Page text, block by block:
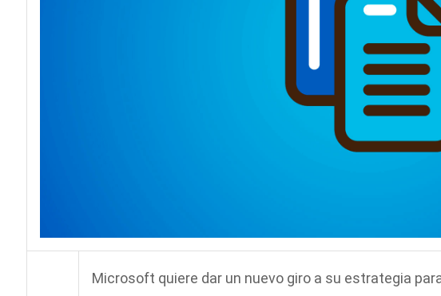
Microsoft quiere dar un nuevo giro a su estrategia